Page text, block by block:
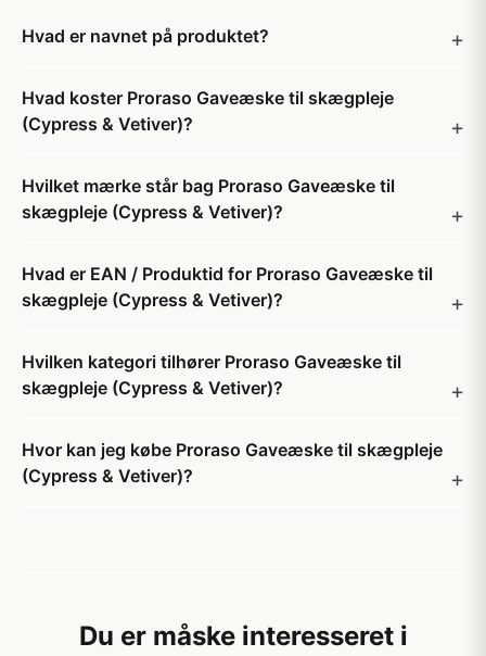
Hvad er navnet på produktet?
Hvad koster Proraso Gaveæske til skægpleje
(Cypress & Vetiver)?
Hvilket mærke står bag Proraso Gaveæske til
skægpleje (Cypress & Vetiver)?
Hvad er EAN / Produktid for Proraso Gaveæske til
skægpleje (Cypress & Vetiver)?
Hvilken kategori tilhører Proraso Gaveæske til
skægpleje (Cypress & Vetiver)?
Hvor kan jeg købe Proraso Gaveæske til skægpleje
(Cypress & Vetiver)?
Du er måske interesseret i